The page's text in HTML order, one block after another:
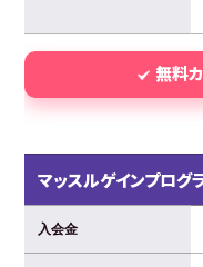
無料
マッスルゲインプログ
入会金